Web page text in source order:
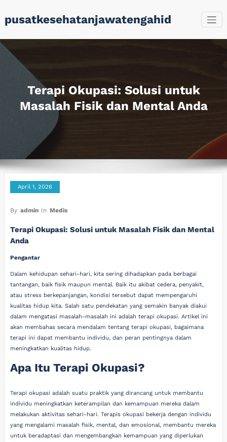
to
content
pusatkesehatanjawatengahid
Terapi Okupasi: Solusi untuk
Masalah Fisik dan Mental Anda
April 1, 2026
By admin In Medis
Terapi Okupasi: Solusi untuk Masalah Fisik dan Mental
Anda
Pengantar
Dalam kehidupan sehari-hari, kita sering dihadapkan pada berbagai
tantangan, baik fisik maupun mental. Baik itu akibat cedera, penyakit,
atau stress berkepanjangan, kondisi tersebut dapat mempengaruhi
kualitas hidup kita. Salah satu pendekatan yang semakin banyak diakui
dalam mengatasi masalah-masalah ini adalah terapi okupasi. Artikel ini
akan membahas secara mendalam tentang terapi okupasi, bagaimana
terapi ini dapat membantu individu, dan peran pentingnya dalam
meningkatkan kualitas hidup.
Apa Itu Terapi Okupasi?
Terapi okupasi adalah suatu praktik yang dirancang untuk membantu
individu meningkatkan keterampilan dan kemampuan mereka dalam
melakukan aktivitas sehari-hari. Terapis okupasi bekerja dengan individu
yang mengalami masalah fisik, mental, dan emosional, membantu mereka
untuk beradaptasi dan mengembangkan kemampuan yang diperlukan